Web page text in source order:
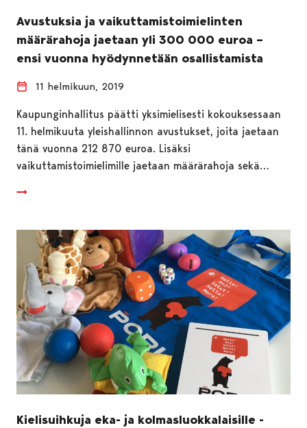
Avustuksia ja vaikuttamistoimielinten
määrärahoja jaetaan yli 300 000 euroa –
ensi vuonna hyödynnetään osallistamista
11 helmikuun, 2019
Kaupunginhallitus päätti yksimielisesti kokouksessaan
11. helmikuuta yleishallinnon avustukset, joita jaetaan
tänä vuonna 212 870 euroa. Lisäksi
vaikuttamistoimielimille jaetaan määrärahoja sekä…
Kielisuihkuja eka- ja kolmasluokkalaisille -